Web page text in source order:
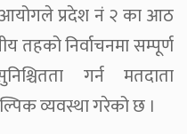
आयोगले प्रदेश नं २ का आठ
तहको निर्वाचनमा सम्पूर्ण
गर्न मतदाता
व्यवस्था गरेको छ ।